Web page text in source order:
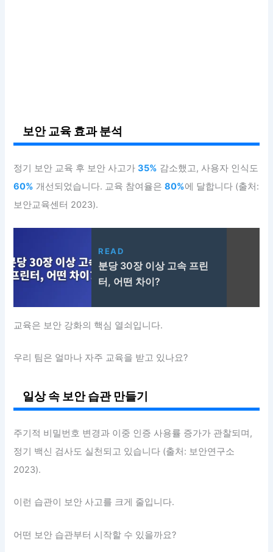
보안 교육 효과 분석
정기 보안 교육 후 보안 사고가35% 감소했고, 사용자 인식도
60% 개선되었습니다. 교육 참여율은80%에 달합니다 (출처:
보안교육센터 2023).
READ
분당 30장 이상 고속 프린
터, 어떤 차이?
교육은 보안 강화의 핵심 열쇠입니다.
우리 팀은 얼마나 자주 교육을 받고 있나요?
일상 속 보안 습관 만들기
주기적 비밀번호 변경과 이중 인증 사용률 증가가 관찰되며,
정기 백신 검사도 실천되고 있습니다 (출처: 보안연구소
2023).
이런 습관이 보안 사고를 크게 줄입니다.
어떤 보안 습관부터 시작할 수 있을까요?